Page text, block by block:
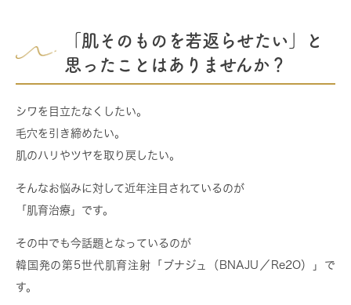
「肌そのものを若返らせたい」と
思ったことはありませんか？
シワを目立たなくしたい。
毛穴を引き締めたい。
肌のハリやツヤを取り戻したい。
そんなお悩みに対して近年注目されているのが
「肌育治療」 です。
その中でも今話題となっているのが
韓国発の第5世代肌育注射「ブナジュ（BNAJU／Re2O）」で
す。